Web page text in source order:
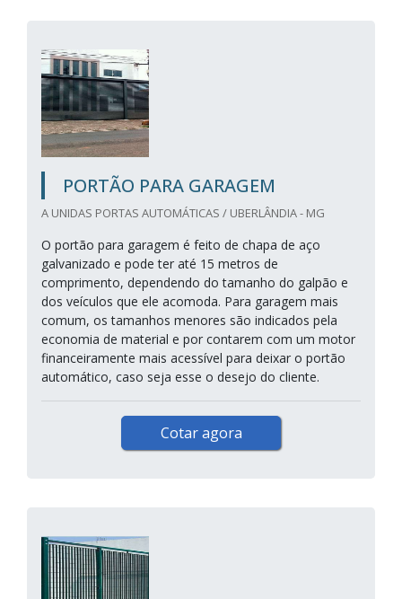
PORTÃO PARA GARAGEM
A UNIDAS PORTAS AUTOMÁTICAS / UBERLÂNDIA - MG
O portão para garagem é feito de chapa de aço
galvanizado e pode ter até 15 metros de
comprimento, dependendo do tamanho do galpão e
dos veículos que ele acomoda. Para garagem mais
comum, os tamanhos menores são indicados pela
economia de material e por contarem com um motor
financeiramente mais acessível para deixar o portão
automático, caso seja esse o desejo do cliente.
Cotar agora